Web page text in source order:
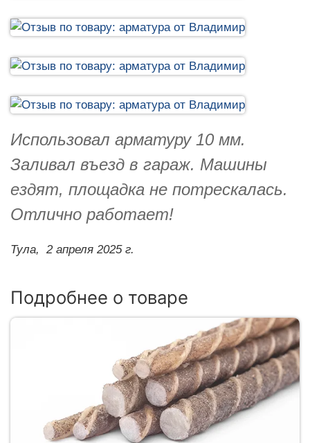
Использовал арматуру 10 мм.
Заливал въезд в гараж. Машины
ездят, площадка не потрескалась.
Отлично работает!
Тула, 2 апреля 2025 г.
Подробнее о товаре